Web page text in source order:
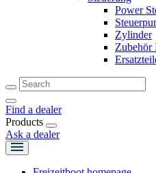
Power
Zylinder
Zubehör
Find a dealer
Products
Ask a dealer